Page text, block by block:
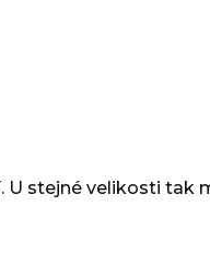
U stejné velikosti tak